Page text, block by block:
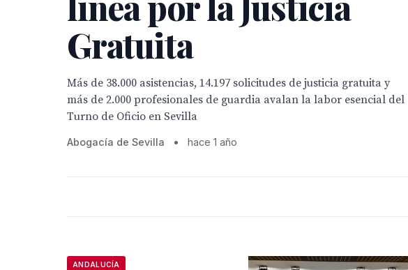
Gratuita
Más de 38.000 asistencias, 14.197 solicitudes de justicia gratuita y
más de 2.000 profesionales de guardia avalan la labor esencial del
Turno de Oficio en Sevilla
Abogacía de Sevilla • hace 1 año
ANDALUCÍA